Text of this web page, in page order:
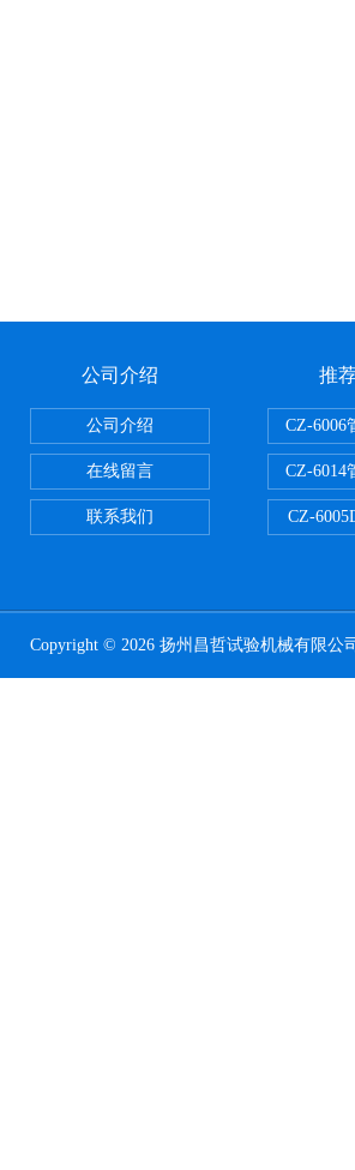
公司介绍
公司介绍
在线留言
联系我们
推
CZ-6006
CZ-6014
CZ-
Copyright © 2026 扬州昌哲试验机械有限公